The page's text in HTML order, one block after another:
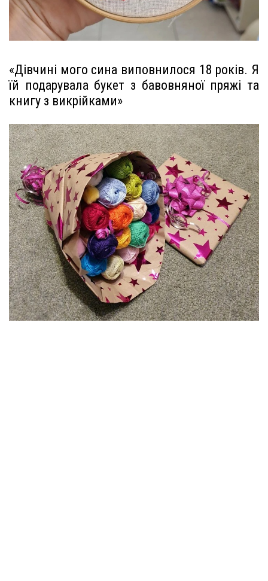
«Дівчині мого сина виповнилося 18 років. Я
їй подарувала букет з бавовняної пряжі та
книгу з викрійками»